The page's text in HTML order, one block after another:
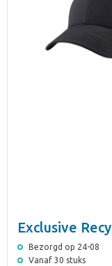
Exclusive
Bezorgd op 24-08
Vanaf 30 stuks